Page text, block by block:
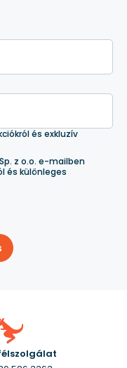
és exkluzív
z o.o. e-mailben
és különleges